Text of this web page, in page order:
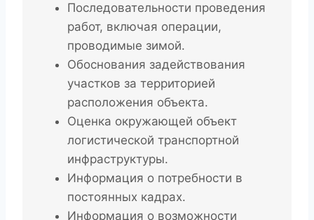
Последовательности проведения
работ, включая операции,
проводимые зимой.
Обоснования задействования
участков за территорией
расположения объекта.
Оценка окружающей объект
логистической транспортной
инфраструктуры.
Информация о потребности в
постоянных кадрах.
Информация о возможности